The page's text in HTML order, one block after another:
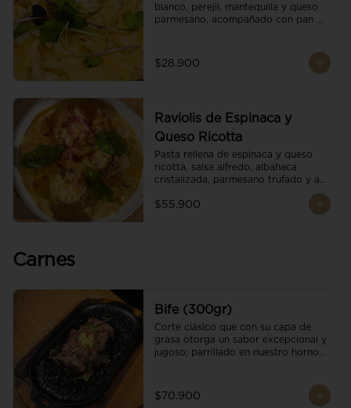
blanco, perejil, mantequilla y queso
parmesano, acompañado con pan
$28.900
Raviolis de Espinaca y
Queso Ricotta
Pasta rellena de espinaca y queso
ricotta, salsa alfredo, albahaca
cristalizada, parmesano trufado y ajo
$55.900
Carnes
Bife (300gr)
Corte clásico que con su capa de
grasa otorga un sabor excepcional y
jugoso; parrillado en nuestro horno
cristales de sal y mantequilla de ajo
y pimientos. Una guarnición a
$70.900